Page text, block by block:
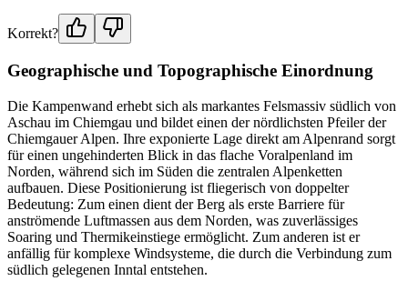
Korrekt?
Geographische und Topographische Einordnung
Die Kampenwand erhebt sich als markantes Felsmassiv südlich von
Aschau im Chiemgau und bildet einen der nördlichsten Pfeiler der
Chiemgauer Alpen. Ihre exponierte Lage direkt am Alpenrand sorgt
für einen ungehinderten Blick in das flache Voralpenland im
Norden, während sich im Süden die zentralen Alpenketten
aufbauen. Diese Positionierung ist fliegerisch von doppelter
Bedeutung: Zum einen dient der Berg als erste Barriere für
anströmende Luftmassen aus dem Norden, was zuverlässiges
Soaring und Thermikeinstiege ermöglicht. Zum anderen ist er
anfällig für komplexe Windsysteme, die durch die Verbindung zum
südlich gelegenen Inntal entstehen.